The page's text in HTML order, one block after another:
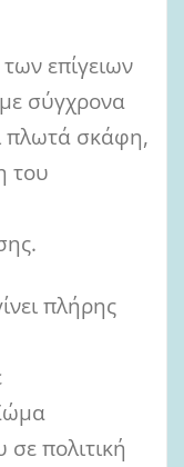
επίγειων
σύγχρονα
πλωτά σκάφη,
του
πλήρης
πολιτική